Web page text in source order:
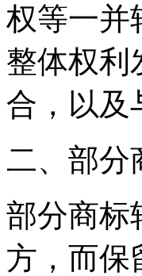
权等一并
整体权利
合，以及
二、部分
部分商标
方，而保